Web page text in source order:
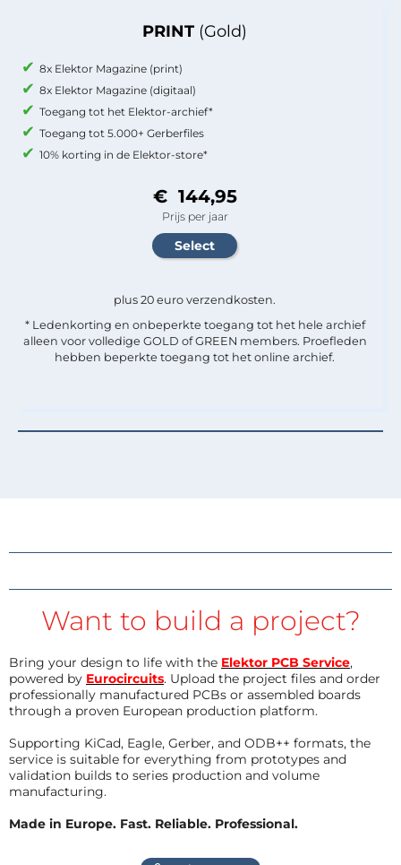
PRINT (Gold)
8x Elektor Magazine (print)
8x Elektor Magazine (digitaal)
Toegang tot het Elektor-archief*
Toegang tot 5.000+ Gerberfiles
10% korting in de Elektor-store*
€ 144,95
Prijs per jaar
plus 20 euro verzendkosten.
* Ledenkorting en onbeperkte toegang tot het hele archief
alleen voor volledige GOLD of GREEN members. Proefleden
hebben beperkte toegang tot het online archief.
Want to build a project?
Bring your design to life with the Elektor PCB Service,
powered by Eurocircuits. Upload the project files and order
professionally manufactured PCBs or assembled boards
through a proven European production platform.
Supporting KiCad, Eagle, Gerber, and ODB++ formats, the
service is suitable for everything from prototypes and
validation builds to series production and volume
manufacturing.
Made in Europe. Fast. Reliable. Professional.